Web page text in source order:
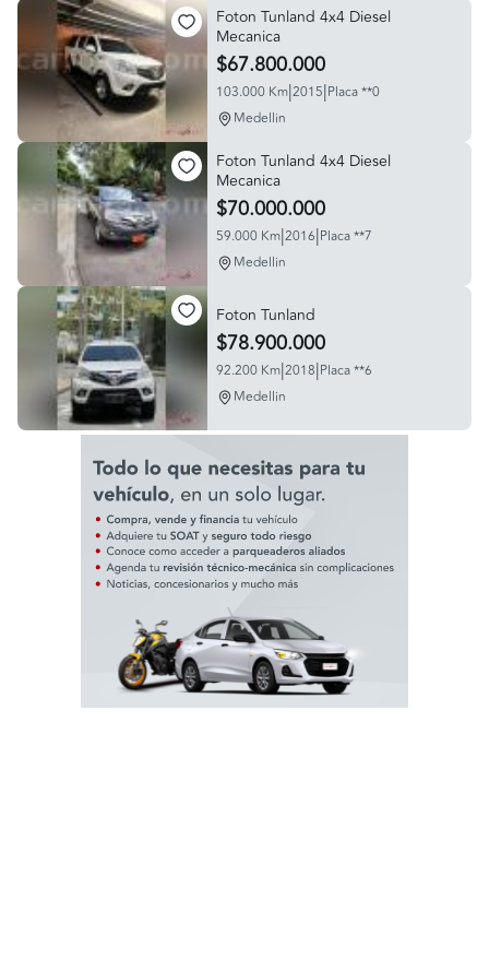
Foton Tunland 4x4 Diesel
Mecanica
$67.800.000
103.000 Km|2015|Placa **0
Medellin
Foton Tunland 4x4 Diesel
Mecanica
$70.000.000
59.000 Km|2016|Placa **7
Medellin
Foton Tunland
$78.900.000
92.200 Km|2018|Placa **6
Medellin